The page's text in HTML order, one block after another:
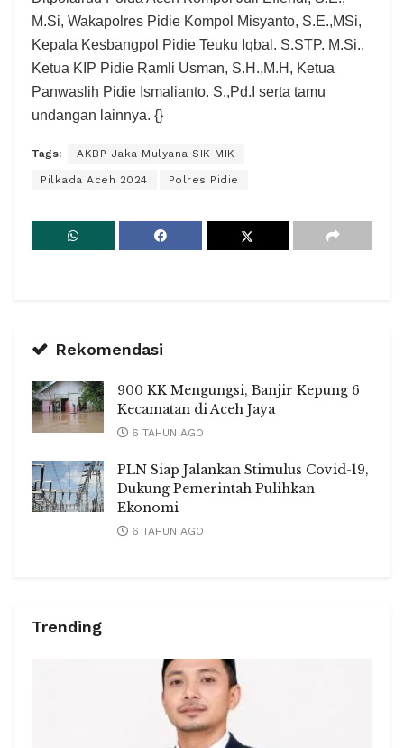
M.Si, Wakapolres Pidie Kompol Misyanto, S.E.,MSi,
Kepala Kesbangpol Pidie Teuku Iqbal. S.STP. M.Si.,
Ketua KIP Pidie Ramli Usman, S.H.,M.H, Ketua
Panwaslih Pidie Ismalianto. S.,Pd.I serta tamu
undangan lainnya. {}
Tags: AKBP Jaka Mulyana SIK MIK
Pilkada Aceh 2024 Polres Pidie
Rekomendasi
900 KK Mengungsi, Banjir Kepung 6
Kecamatan di Aceh Jaya
6 TAHUN AGO
PLN Siap Jalankan Stimulus Covid-19,
Dukung Pemerintah Pulihkan
Ekonomi
6 TAHUN AGO
Trending